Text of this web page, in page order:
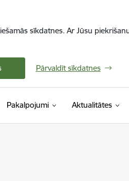
sīkdatnes. Ar Jūsu
Pārvaldīt sīkdatnes
Pakalpojumi Aktualitātes